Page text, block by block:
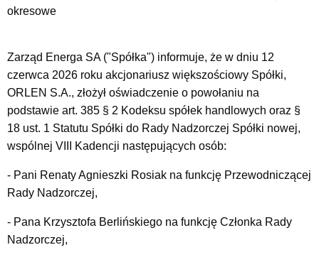
okresowe
Zarząd Energa SA ("Spółka") informuje, że w dniu 12
czerwca 2026 roku akcjonariusz większościowy Spółki,
ORLEN S.A., złożył oświadczenie o powołaniu na
podstawie art. 385 § 2 Kodeksu spółek handlowych oraz §
18 ust. 1 Statutu Spółki do Rady Nadzorczej Spółki nowej,
wspólnej VIII Kadencji następujących osób:
- Pani Renaty Agnieszki Rosiak na funkcję Przewodniczącej
Rady Nadzorczej,
- Pana Krzysztofa Berlińskiego na funkcję Członka Rady
Nadzorczej,